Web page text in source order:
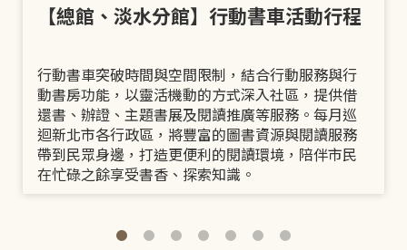
【總館、淡水分館】行動書車活動行程
行動書車突破時間與空間限制，結合行動服務與行
動書房功能，以靈活機動的方式深入社區，提供借
還書、辦證、主題書展及閱讀推廣等服務。每月巡
迴新北市各行政區，將豐富的圖書資源與閱讀服務
帶到民眾身邊，打造更便利的閱讀環境，陪伴市民
在忙碌之餘享受書香、探索知識。